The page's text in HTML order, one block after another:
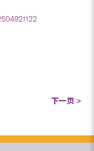
下一页 >